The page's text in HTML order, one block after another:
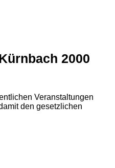
2000
Veranstaltungen
den gesetzlichen